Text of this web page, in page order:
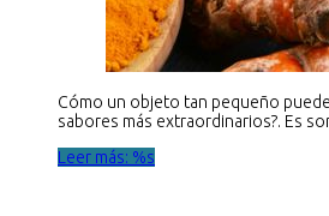
Cómo un objeto tan pequeño
sabores más extraordinarios?. Es
Leer más: %s